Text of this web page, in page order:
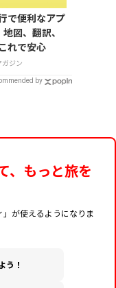
で便利なアプ
地図、翻訳、
れで安心
ガジン
by
、もっと旅を
が使えるようになりま
う！